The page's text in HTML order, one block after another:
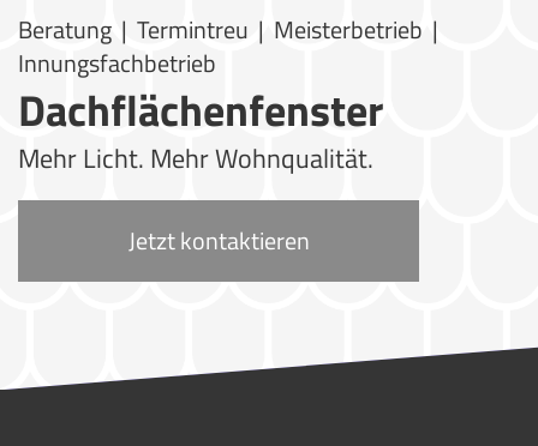
Beratung | Termintreu | Meisterbetrieb |
Innungsfachbetrieb
Dachflächenfenster
Mehr Licht. Mehr Wohnqualität.
Jetzt kontaktieren